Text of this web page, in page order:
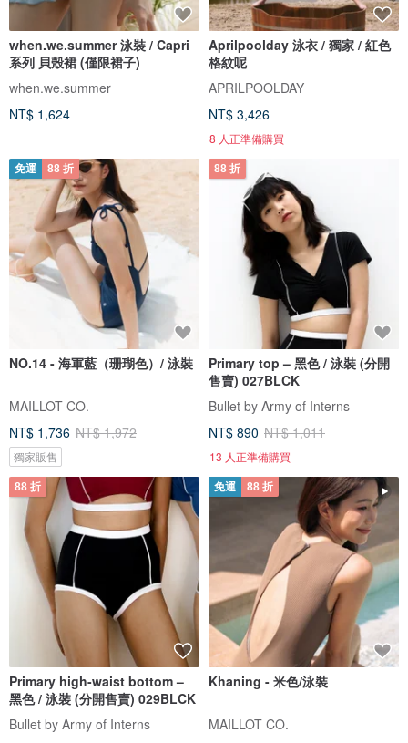
when.we.summer 泳裝 / Capri
系列 貝殼裙 (僅限裙子)
when.we.summer
NT$ 1,624
Aprilpoolday 泳衣 / 獨家 / 紅色
格紋呢
APRILPOOLDAY
NT$ 3,426
8 人正準備購買
免運 88 折
NO.14 - 海軍藍（珊瑚色）/ 泳裝
MAILLOT CO.
NT$ 1,736 NT$ 1,972
獨家販售
88 折
Primary top – 黑色 / 泳裝 (分開
售賣) 027BLCK
Bullet by Army of Interns
NT$ 890 NT$ 1,011
13 人正準備購買
88 折
Primary high-waist bottom –
黑色 / 泳裝 (分開售賣) 029BLCK
Bullet by Army of Interns
免運 88 折
Khaning - 米色/泳裝
MAILLOT CO.